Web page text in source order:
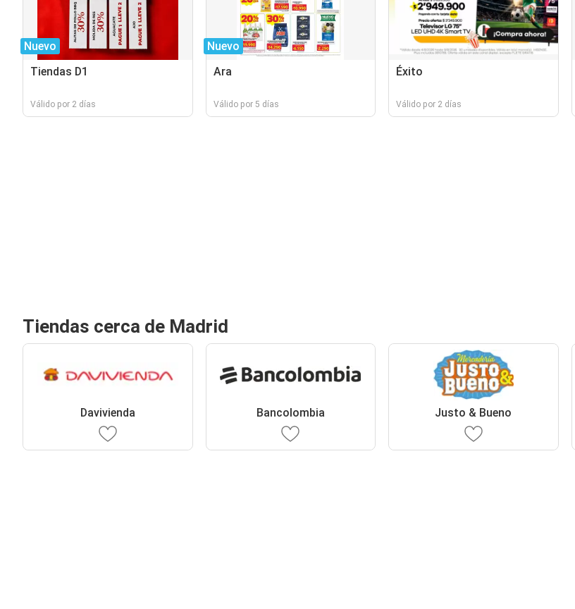
Nuevo
Tiendas D1
Válido por 2 días
Nuevo
Ara
Válido por 5 días
Éxito
Válido por 2 días
Tiendas cerca de Madrid
Davivienda Bancolombia Justo & Bueno